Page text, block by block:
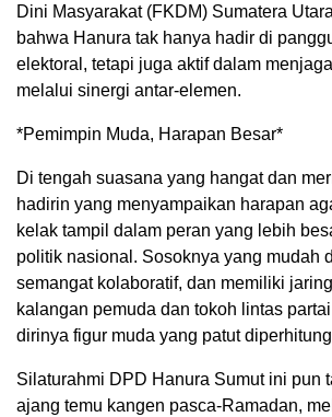
Dini Masyarakat (FKDM) Sumatera
bahwa Hanura tak hanya hadir di
elektoral, tetapi juga aktif dalam
melalui sinergi antar-elemen.
*Pemimpin Muda, Harapan Besar*
Di tengah suasana yang hangat dan
hadirin yang menyampaikan harapan
kelak tampil dalam peran yang lebih
politik nasional. Sosoknya yang mudah
semangat kolaboratif, dan memiliki
kalangan pemuda dan tokoh lintas
dirinya figur muda yang patut
Silaturahmi DPD Hanura Sumut ini pun
ajang temu kangen pasca-Ramadan,